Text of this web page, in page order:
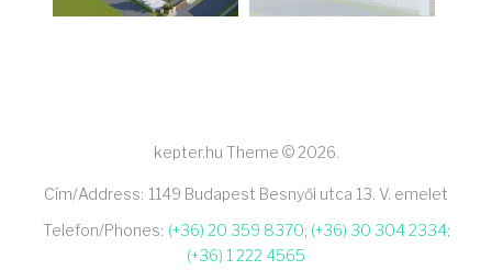
kepter.hu Theme © 2026.
Cím/Address: 1149 Budapest Besnyői utca 13. V. emelet
Telefon/Phones: (+36) 20 359 8370; (+36) 30 304 2334;
(+36) 1 222 4565